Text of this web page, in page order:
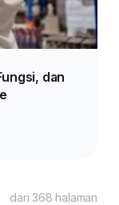
dan
dari 368 halaman